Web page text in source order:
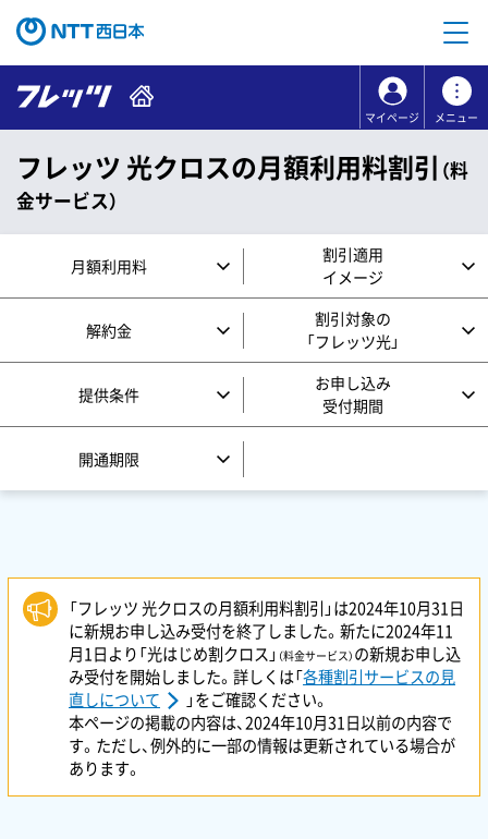
コンテンツのリンクナビゲーションへ移動
マイページ メニュー
フレッツ 光クロスの月額利用料割引 （料
金サービス）
月額利用料
割引適用
イメージ
解約金
割引対象の
「フレッツ光」
提供条件
お申し込み
受付期間
開通期限
「フレッツ 光クロスの月額利用料割引」は2024年10月31日
に新規お申し込み受付を終了しました。新たに2024年11
月1日より「光はじめ割クロス」 （料金サービス） の新規お申し込
み受付を開始しました。詳しくは「各種割引サービスの見
直しについて
」をご確認ください。
本ページの掲載の内容は、2024年10月31日以前の内容で
す。ただし、例外的に一部の情報は更新されている場合が
あります。